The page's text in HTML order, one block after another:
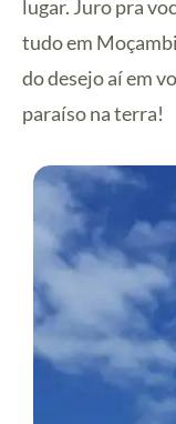
lugar. Juro pra
tudo em
do desejo aí em
paraíso na terra!